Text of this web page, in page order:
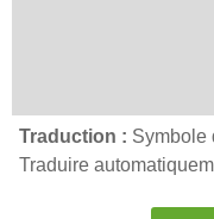
Traduction : Symbole
Traduire